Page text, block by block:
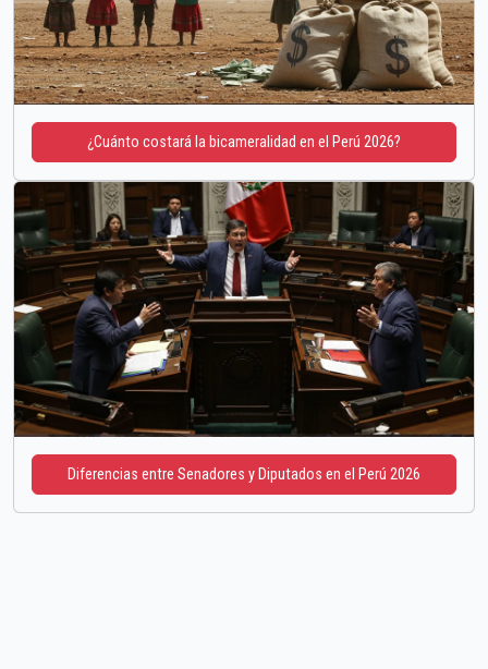
¿Cuánto costará la bicameralidad en el Perú 2026?
Diferencias entre Senadores y Diputados en el Perú 2026